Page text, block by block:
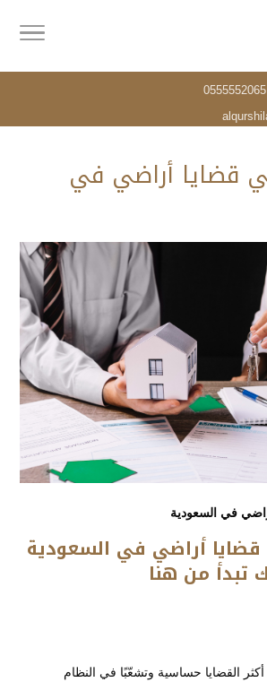
0555552065
قضايا أراضي في
في السعودية
أراضي في السعودية
تبدأ من هنا
القضايا حساسية وتشعّبًا في النظام